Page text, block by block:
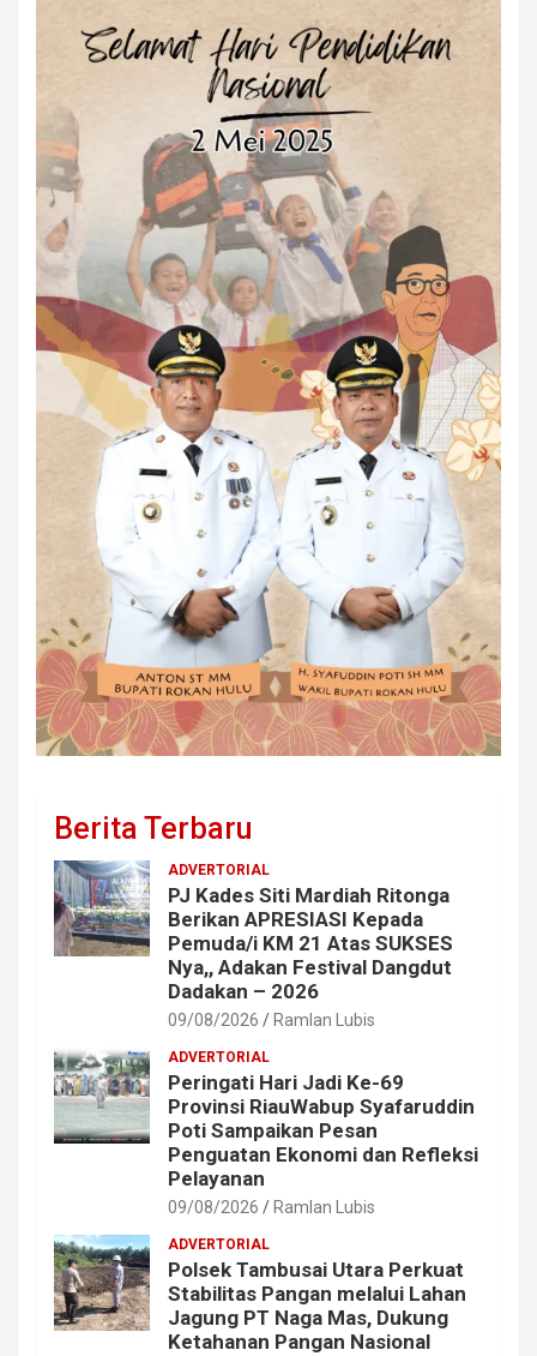
Berita Terbaru
ADVERTORIAL
PJ Kades Siti Mardiah Ritonga
Berikan APRESIASI Kepada
Pemuda/i KM 21 Atas SUKSES
Nya,, Adakan Festival Dangdut
Dadakan – 2026
09/08/2026 Ramlan Lubis
ADVERTORIAL
Peringati Hari Jadi Ke-69
Provinsi RiauWabup Syafaruddin
Poti Sampaikan Pesan
Penguatan Ekonomi dan Refleksi
Pelayanan
09/08/2026 Ramlan Lubis
ADVERTORIAL
Polsek Tambusai Utara Perkuat
Stabilitas Pangan melalui Lahan
Jagung PT Naga Mas, Dukung
Ketahanan Pangan Nasional